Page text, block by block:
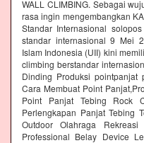
WALL CLIMBING. Sebagai
rasa ingin mengembangkan
Standar Internasional
standar internasional 9 Mei
Islam Indonesia (UII) kini
climbing berstandar
Dinding Produksi
Cara Membuat Point
Point Panjat Tebing Rock
Perlengkapan Panjat Tebing
Outdoor Olahraga
Professional Belay Device